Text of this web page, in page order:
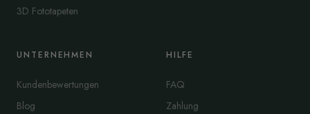
3D Fototapeten
UNTERNEHMEN
Kundenbewertungen
Blog
HILFE
FAQ
Zahlung